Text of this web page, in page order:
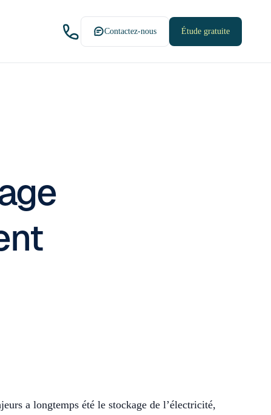
Contactez-nous Étude gratuite
a longtemps été le stockage de l’électricité,